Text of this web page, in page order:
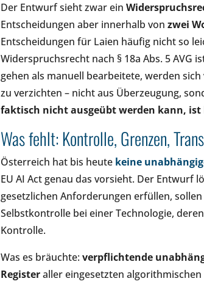
Der Entwurf sieht zwar ein
Entscheidungen aber innerhalb von zwei
Entscheidungen für Laien häufig nicht so
Widerspruchsrecht nach § 18a Abs. 5
gehen als manuell bearbeitete, werden
zu verzichten – nicht aus Überzeugung,
faktisch nicht ausgeübt werden kann,
Was fehlt: Kontrolle, Grenzen,
Österreich hat bis heute keine
EU AI Act genau das vorsieht. Der Entwurf
gesetzlichen Anforderungen erfüllen,
Selbstkontrolle bei einer Technologie,
Kontrolle.
Was es bräuchte: verpflichtende
Registeraller eingesetzten algorithmischen